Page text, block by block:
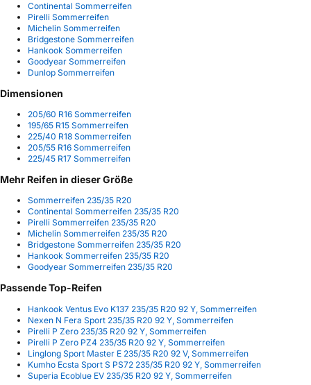
Continental Sommerreifen
Pirelli Sommerreifen
Michelin Sommerreifen
Bridgestone Sommerreifen
Hankook Sommerreifen
Goodyear Sommerreifen
Dunlop Sommerreifen
Dimensionen
205/60 R16 Sommerreifen
195/65 R15 Sommerreifen
225/40 R18 Sommerreifen
205/55 R16 Sommerreifen
225/45 R17 Sommerreifen
Mehr Reifen in dieser Größe
Sommerreifen 235/35 R20
Continental Sommerreifen 235/35 R20
Pirelli Sommerreifen 235/35 R20
Michelin Sommerreifen 235/35 R20
Bridgestone Sommerreifen 235/35 R20
Hankook Sommerreifen 235/35 R20
Goodyear Sommerreifen 235/35 R20
Passende Top-Reifen
Hankook Ventus Evo K137 235/35 R20 92 Y, Sommerreifen
Nexen N Fera Sport 235/35 R20 92 Y, Sommerreifen
Pirelli P Zero 235/35 R20 92 Y, Sommerreifen
Pirelli P Zero PZ4 235/35 R20 92 Y, Sommerreifen
Linglong Sport Master E 235/35 R20 92 V, Sommerreifen
Kumho Ecsta Sport S PS72 235/35 R20 92 Y, Sommerreifen
Superia Ecoblue EV 235/35 R20 92 Y, Sommerreifen